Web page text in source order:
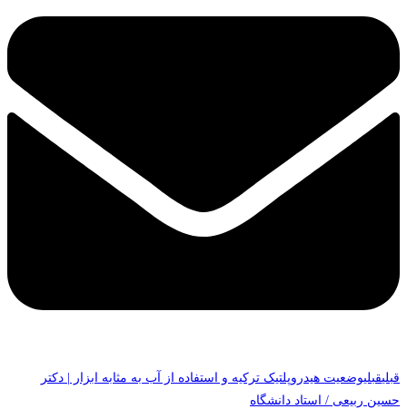
قبلیقبلیوضعیت هیدروپلتیک ترکیه و استفاده از آب به مثابه ابزار | دکتر
حسین ربیعی / استاد دانشگاه